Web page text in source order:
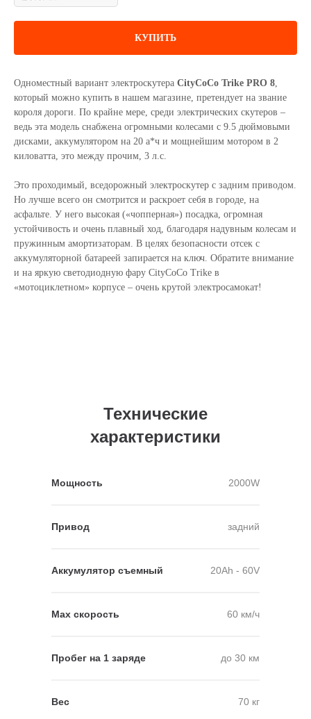
КУПИТЬ
Одноместный вариант электроскутера CityCoCo Trike PRO 8,
который можно купить в нашем магазине, претендует на звание
короля дороги. По крайне мере, среди электрических скутеров –
ведь эта модель снабжена огромными колесами с 9.5 дюймовыми
дисками, аккумулятором на 20 а*ч и мощнейшим мотором в 2
киловатта, это между прочим, 3 л.с.
Это проходимый, вседорожный электроскутер с задним приводом.
Но лучше всего он смотрится и раскроет себя в городе, на
асфальте. У него высокая («чопперная») посадка, огромная
устойчивость и очень плавный ход, благодаря надувным колесам и
пружинным амортизаторам. В целях безопасности отсек с
аккумуляторной батареей запирается на ключ. Обратите внимание
и на яркую светодиодную фару CityCoCo Trike в
«мотоциклетном» корпусе – очень крутой электросамокат!
2000W
Мощность
задний
Привод
20Ah - 60V
Аккумулятор съемный
60 км/ч
Мах скорость
до 30 км
Пробег на 1 заряде
Вес 70 кг
Технические
характеристики